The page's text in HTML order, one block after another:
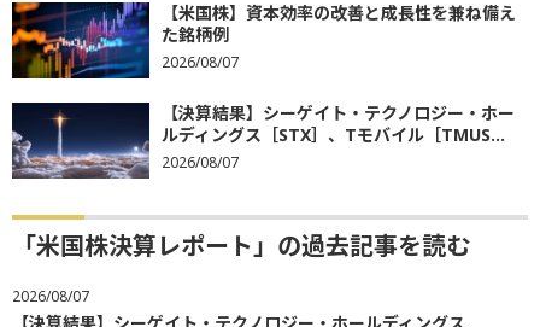
【米国株】資本効率の改善と成長性を兼ね備え
た銘柄例
2026/08/07
【決算結果】シーゲイト・テクノロジー・ホー
ルディングス［STX］、Tモバイル［TMUS...
2026/08/07
「米国株決算レポート」の過去記事を読む
2026/08/07